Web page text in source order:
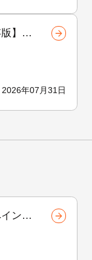
】外
塗装
説
2026年07月31日
ント
市・